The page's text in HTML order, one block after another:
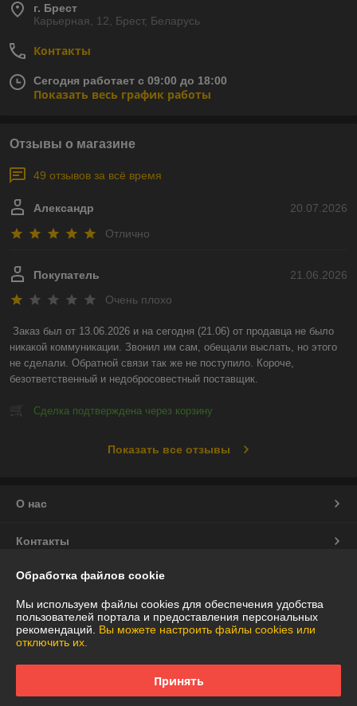
г. Брест
Карьерная, 12, Брест, Беларусь
Контакты
Сегодня работает с 09:00 до 18:00
Показать весь график работы
Отзывы о магазине
49 отзывов за всё время
20.07.2026
Александр
Отлично
21.06.2026
Покупатель
Очень плохо
Заказ был от 13.06.2026 и на сегодня (21.06) от продавца не было
никакой коммуникации. Звонил им сам, обещали выслать, но этого
не сделали. Обратной связи так же не поступило. Короче,
безответственный и недобросовестный поставщик.
Сделка подтверждена через корзину
Показать все отзывы
О нас
Контакты
Доставка и оплата
График работы
Политика обработки cookies
Обработка файлов cookie
Мы используем файлы cookies для обеспечения удобства
пользователей портала и предоставления персональных
рекомендаций. Вы можете настроить файлы cookies или
отключить их.
Принять